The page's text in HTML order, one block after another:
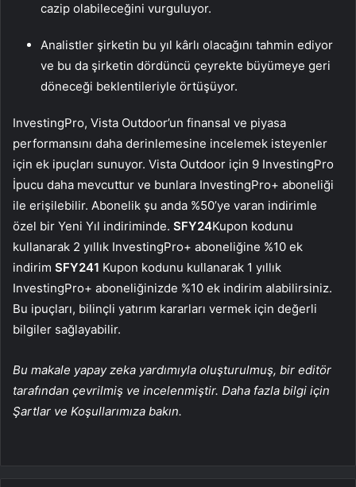
cazip olabileceğini vurguluyor.
Analistler şirketin bu yıl kârlı olacağını tahmin ediyor
ve bu da şirketin dördüncü çeyrekte büyümeye geri
döneceği beklentileriyle örtüşüyor.
InvestingPro, Vista Outdoor’un finansal ve piyasa
performansını daha derinlemesine incelemek isteyenler
için ek ipuçları sunuyor. Vista Outdoor için 9 InvestingPro
İpucu daha mevcuttur ve bunlara InvestingPro+ aboneliği
ile erişilebilir. Abonelik şu anda %50’ye varan indirimle
özel bir Yeni Yıl indiriminde. SFY24Kupon kodunu
kullanarak 2 yıllık InvestingPro+ aboneliğine %10 ek
indirim SFY241 Kupon kodunu kullanarak 1 yıllık
InvestingPro+ aboneliğinizde %10 ek indirim alabilirsiniz.
Bu ipuçları, bilinçli yatırım kararları vermek için değerli
bilgiler sağlayabilir.
Bu makale yapay zeka yardımıyla oluşturulmuş, bir editör
tarafından çevrilmiş ve incelenmiştir. Daha fazla bilgi için
Şartlar ve Koşullarımıza bakın.